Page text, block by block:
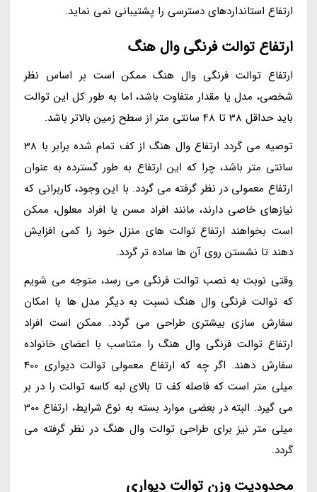
ارتفاع استانداردهای دسترسی را پشتیبانی نمی نماید.
ارتفاع توالت فرنگی وال هنگ
ارتفاع توالت فرنگی وال هنگ ممکن است بر اساس نظر
شخصی، مدل یا مقدار متفاوت باشد، اما به طور کل این توالت
باید حداقل 38 تا 48 سانتی متر از سطح زمین بالاتر باشد.
توصیه می گردد ارتفاع وال هنگ از کف تمام شده برابر با 38
سانتی متر باشد، چرا که این ارتفاع به طور گسترده به عنوان
ارتفاع معمولی در نظر گرفته می گردد. با این وجود، کاربرانی که
نیازهای خاصی دارند، مانند افراد مسن یا افراد معلول، ممکن
است بخواهند ارتفاع توالت های منزل خود را کمی افزایش
دهند تا نشستن روی آن ها ساده تر گردد.
وقتی نوبت به نصب توالت فرنگی می رسد، متوجه می شویم
که توالت فرنگی وال هنگ نسبت به دیگر مدل ها با امکان
سفارش سازی بیشتری طراحی می گردد. ممکن است افراد
ارتفاع توالت فرنگی وال هنگ را متناسب با اعضای خانواده
سفارش دهند. اگر چه که ارتفاع معمولی توالت دیواری 400
میلی متر است که فاصله کف تا بالای لبه کاسه توالت را در بر
می گیرد. البته در بعضی موارد بسته به نوع شرایط، ارتفاع 300
میلی متر نیز برای طراحی توالت وال هنگ در نظر گرفته می
گردد.
محدودیت وزن توالت دیواری